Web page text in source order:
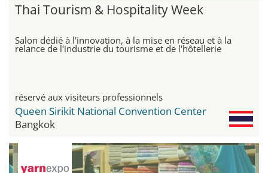
Thai Tourism & Hospitality Week
Salon dédié à l'innovation, à la mise en réseau et à la
relance de l'industrie du tourisme et de l'hôtellerie
réservé aux visiteurs professionnels
Queen Sirikit National Convention Center
Bangkok